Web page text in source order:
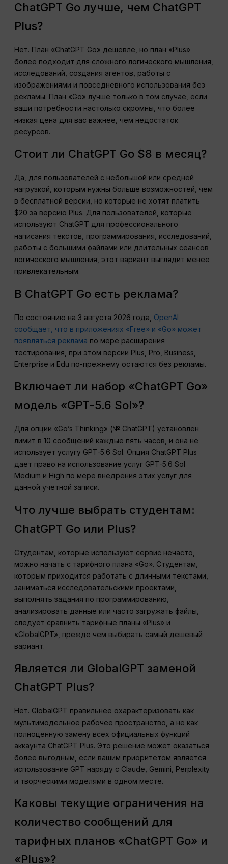
ChatGPT Go лучше, чем ChatGPT
Plus?
Нет. План «ChatGPT Go» дешевле, но план «Plus»
более подходит для сложного логического мышления,
исследований, создания агентов, работы с
изображениями и повседневного использования без
рекламы. План «Go» лучше только в том случае, если
ваши потребности настолько скромны, что более
низкая цена для вас важнее, чем недостаток
ресурсов.
Стоит ли ChatGPT Go $8 в месяц?
Да, для пользователей с небольшой или средней
нагрузкой, которым нужны больше возможностей, чем
в бесплатной версии, но которые не хотят платить
$20 за версию Plus. Для пользователей, которые
используют ChatGPT для профессионального
написания текстов, программирования, исследований,
работы с большими файлами или длительных сеансов
логического мышления, этот вариант выглядит менее
привлекательным.
В ChatGPT Go есть реклама?
По состоянию на 3 августа 2026 года, OpenAI
сообщает, что в приложениях «Free» и «Go» может
появляться реклама по мере расширения
тестирования, при этом версии Plus, Pro, Business,
Enterprise и Edu по-прежнему остаются без рекламы.
Включает ли набор «ChatGPT Go»
модель «GPT-5.6 Sol»?
Для опции «Go’s Thinking» (№ ChatGPT) установлен
лимит в 10 сообщений каждые пять часов, и она не
использует услугу GPT-5.6 Sol. Опция ChatGPT Plus
дает право на использование услуг GPT-5.6 Sol
Medium и High по мере внедрения этих услуг для
данной учетной записи.
Что лучше выбрать студентам:
ChatGPT Go или Plus?
Студентам, которые используют сервис нечасто,
можно начать с тарифного плана «Go». Студентам,
которым приходится работать с длинными текстами,
заниматься исследовательскими проектами,
выполнять задания по программированию,
анализировать данные или часто загружать файлы,
следует сравнить тарифные планы «Plus» и
«GlobalGPT», прежде чем выбирать самый дешевый
вариант.
Является ли GlobalGPT заменой
ChatGPT Plus?
Нет. GlobalGPT правильнее охарактеризовать как
мультимодельное рабочее пространство, а не как
полноценную замену всех официальных функций
аккаунта ChatGPT Plus. Это решение может оказаться
более выгодным, если вашим приоритетом является
использование GPT наряду с Claude, Gemini, Perplexity
и творческими моделями в одном месте.
Каковы текущие ограничения на
количество сообщений для
тарифных планов «ChatGPT Go» и
«Plus»?